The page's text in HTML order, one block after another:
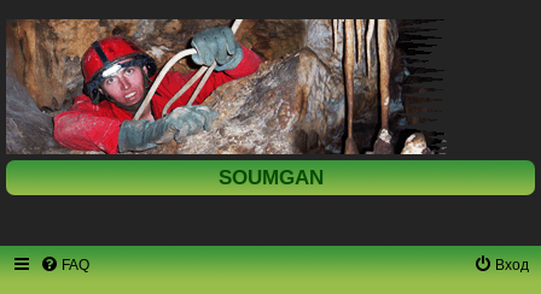
SOUMGAN
FAQ Вход